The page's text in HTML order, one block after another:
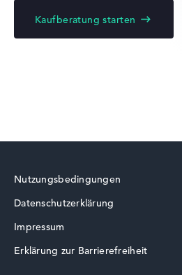
Lenovo Yoga
Kaufberatung starten
Nutzungsbedingungen
Datenschutzerklärung
Impressum
Erklärung zur Barrierefreiheit